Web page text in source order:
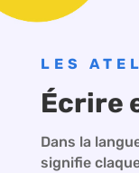
LES
Écrire
Dans la
signifie